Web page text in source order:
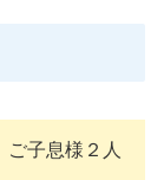
子息様２人